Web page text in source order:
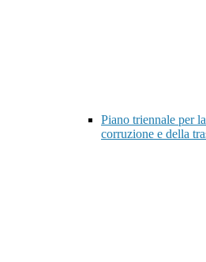
Piano triennale per
corruzione e della